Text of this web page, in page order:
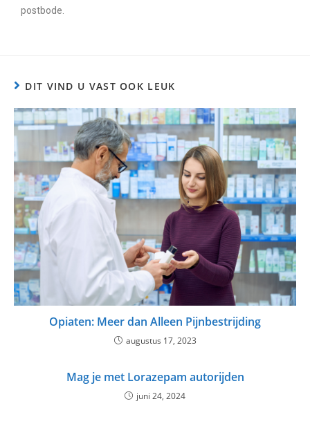
postbode.
DIT VIND U VAST OOK LEUK
Opiaten: Meer dan Alleen Pijnbestrijding
augustus 17, 2023
Mag je met Lorazepam autorijden
juni 24, 2024